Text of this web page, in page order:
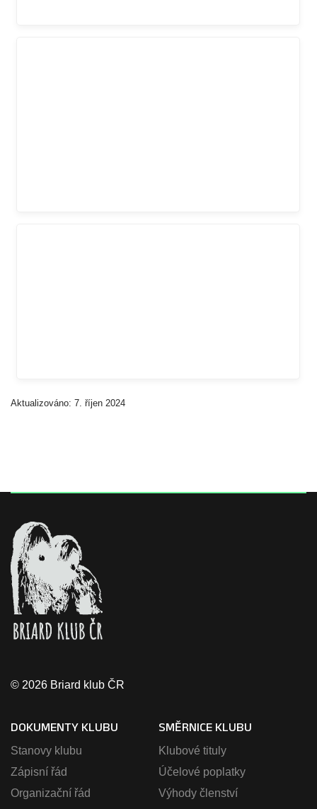
Aktualizováno: 7. říjen 2024
© 2026 Briard klub ČR
DOKUMENTY KLUBU
Stanovy klubu
Zápisní řád
Organizační řád
SMĚRNICE KLUBU
Klubové tituly
Účelové poplatky
Výhody členství